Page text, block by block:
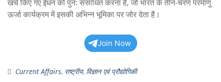
खर्च किए गए ईंधन को पुन: संसाधित करना है, जो भारत के तीन-चरण परमाणु
ऊर्जा कार्यक्रम में इसकी अभिन्न भूमिका पर जोर देता है।
Join Now
Current Affairs, राष्ट्रीय, विज्ञान एवं प्रौद्योगिकी